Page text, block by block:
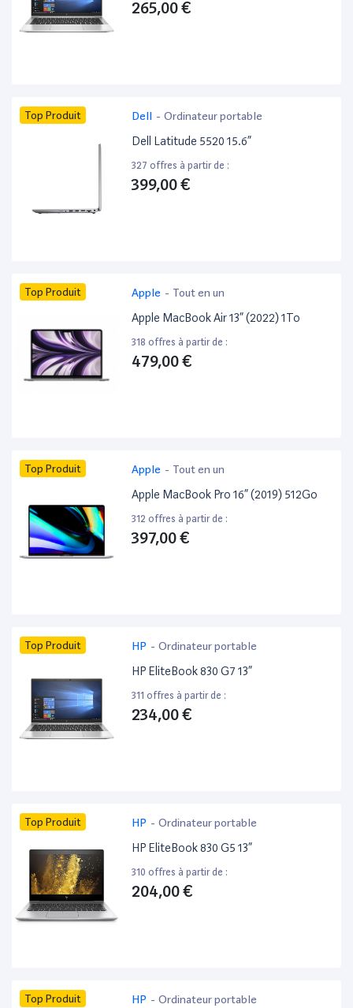
265,00 €
Top Produit Dell - Ordinateur portable
Dell Latitude 5520 15.6”
327 offres à partir de :
399,00 €
Top Produit Apple - Tout en un
Apple MacBook Air 13” (2022) 1To
318 offres à partir de :
479,00 €
Top Produit Apple - Tout en un
Apple MacBook Pro 16” (2019) 512Go
312 offres à partir de :
397,00 €
Top Produit HP - Ordinateur portable
HP EliteBook 830 G7 13”
311 offres à partir de :
234,00 €
Top Produit HP - Ordinateur portable
HP EliteBook 830 G5 13”
310 offres à partir de :
204,00 €
Top Produit HP - Ordinateur portable